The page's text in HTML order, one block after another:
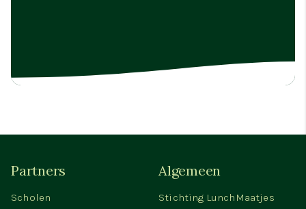
Partners
Scholen
Algemeen
Stichting LunchMaatjes